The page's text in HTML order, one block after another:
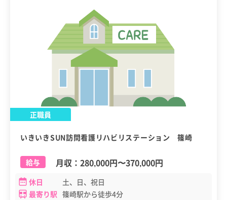
正職員
いきいきSUN訪問看護リハビリステーション 篠崎
給与 月収： 280,000円〜370,000円
休日
土、日、祝日
最寄り駅 篠崎駅から徒歩4分